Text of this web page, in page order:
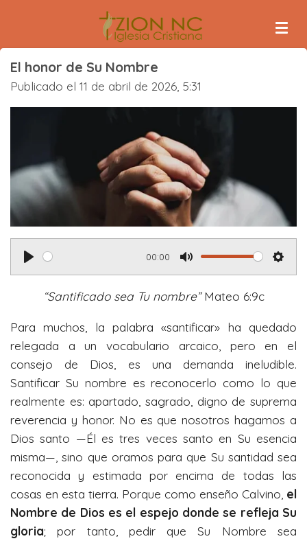
contenido
principal
El honor de Su Nombre
Publicado el 11 de abril de 2026, 5:31
P
y
00:00
M
u
e
S
t
n
g
“Santificado sea Tu nombre”Mateo 6:9c
Para muchos, la palabra «santificar» ha quedado
relegada a un vocabulario arcaico, pero en el
consejo de Dios, es una demanda ineludible.
Santificar Su nombre es reconocerlo como lo que
realmente es: apartado, sagrado, digno de suprema
reverencia y honor. No es que nosotros hagamos a
Dios santo —Él es tres veces santo en Su esencia
misma—, sino que oramos para que Su santidad sea
reconocida y estimada por encima de todas las
cosas en esta tierra. Porque como enseño Calvino, el
Nombre de Dios es el espejo donde se refleja Su
gloria; por tanto, pedir que Su Nombre sea